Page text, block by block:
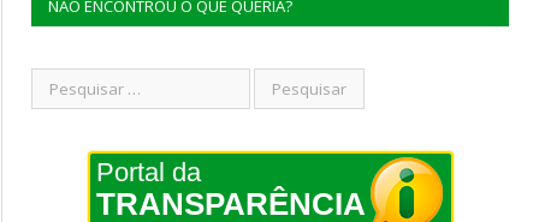
NÃO ENCONTROU O QUE QUERIA?
Portal da
TRANSPARÊNCIA